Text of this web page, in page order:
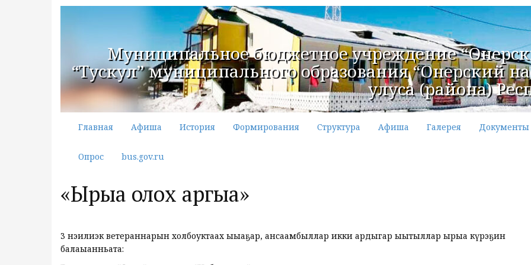
Муниципальное бюджетное учреждение
“Тускул” муниципального образования “Онерский
улуса (района)
Главная Афиша История Формирования Структура Афиша Галерея Документы
Опрос bus.gov.ru
«Ырыа олох аргыһа»
3 нэһилиэк ветераннарын холбоһуктаах ыһыаҕар, ансаамбыллар икки ардыгар ыытыллар ырыа күрэҕин
балаһыанньата: